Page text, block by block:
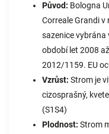
Původ: Bologna
Correale Grandi v
sazenice vybrána
období let 2008
2012/1159. EU
Vzrůst: Strom je
cizosprašný,
(S1S4)
Plodnost: Strom